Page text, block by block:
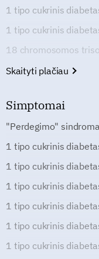
1 tipo cukrinis
1 tipo cukrinis
18 chromosomos
Skaityti plačiau
Simptomai
"Perdegimo"
1 tipo cukrinis
1 tipo cukrinis
1 tipo cukrinis
1 tipo cukrinis
1 tipo cukrinis
1 tipo cukrinis